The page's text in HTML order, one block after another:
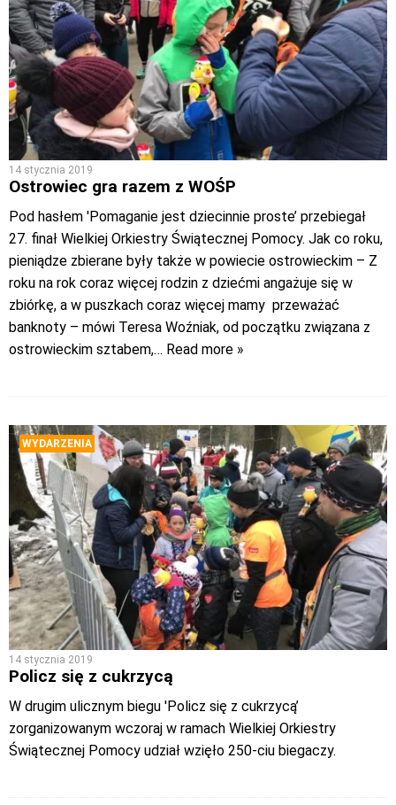
14 stycznia 2019
Ostrowiec gra razem z WOŚP
Pod hasłem 'Pomaganie jest dziecinnie proste’ przebiegał
27. finał Wielkiej Orkiestry Świątecznej Pomocy. Jak co roku,
pieniądze zbierane były także w powiecie ostrowieckim – Z
roku na rok coraz więcej rodzin z dziećmi angażuje się w
zbiórkę, a w puszkach coraz więcej mamy przeważać
banknoty – mówi Teresa Woźniak, od początku związana z
ostrowieckim sztabem,… Read more »
WYDARZENIA
14 stycznia 2019
Policz się z cukrzycą
W drugim ulicznym biegu 'Policz się z cukrzycą’
zorganizowanym wczoraj w ramach Wielkiej Orkiestry
Świątecznej Pomocy udział wzięło 250-ciu biegaczy.